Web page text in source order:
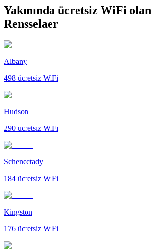
Yakınında ücretsiz WiFi
Rensselaer
Albany
498 ücretsiz WiFi
Hudson
290 ücretsiz WiFi
Schenectady
184 ücretsiz WiFi
Kingston
176 ücretsiz WiFi